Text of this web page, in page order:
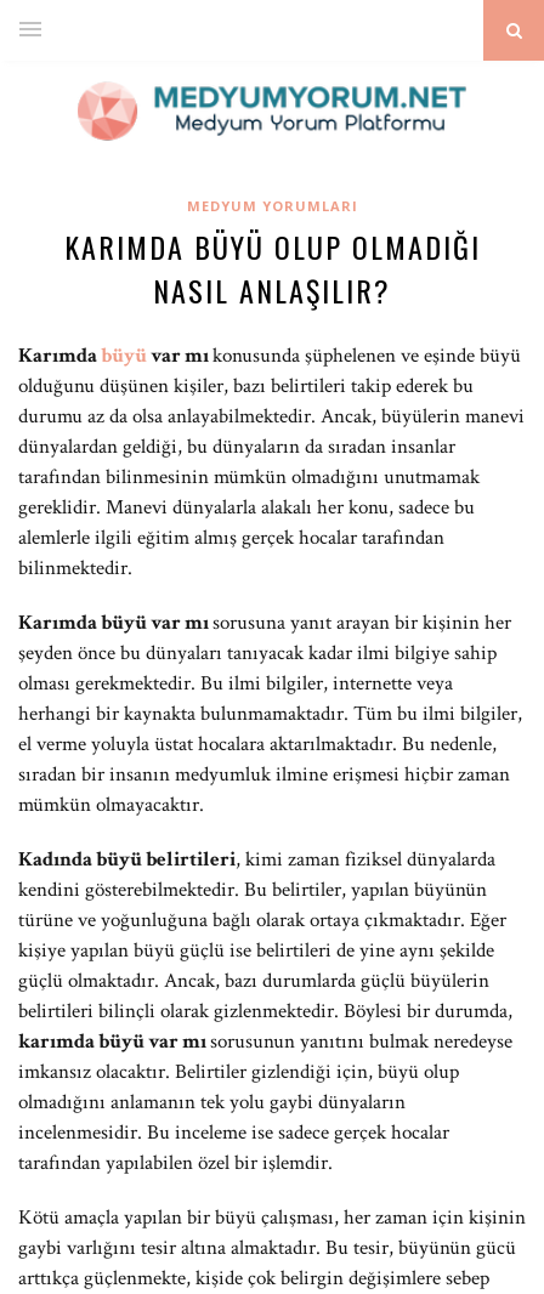
MEDYUM YORUMLARI
KARIMDA BÜYÜ OLUP OLMADIĞI
NASIL ANLAŞILIR?
Karımdabüyüvar mıkonusunda şüphelenen ve eşinde büyü
olduğunu düşünen kişiler, bazı belirtileri takip ederek bu
durumu az da olsa anlayabilmektedir. Ancak, büyülerin manevi
dünyalardan geldiği, bu dünyaların da sıradan insanlar
tarafından bilinmesinin mümkün olmadığını unutmamak
gereklidir. Manevi dünyalarla alakalı her konu, sadece bu
alemlerle ilgili eğitim almış gerçek hocalar tarafından
bilinmektedir.
Karımda büyü var mısorusuna yanıt arayan bir kişinin her
şeyden önce bu dünyaları tanıyacak kadar ilmi bilgiye sahip
olması gerekmektedir. Bu ilmi bilgiler, internette veya
herhangi bir kaynakta bulunmamaktadır. Tüm bu ilmi bilgiler,
el verme yoluyla üstat hocalara aktarılmaktadır. Bu nedenle,
sıradan bir insanın medyumluk ilmine erişmesi hiçbir zaman
mümkün olmayacaktır.
Kadında büyü belirtileri, kimi zaman fiziksel dünyalarda
kendini gösterebilmektedir. Bu belirtiler, yapılan büyünün
türüne ve yoğunluğuna bağlı olarak ortaya çıkmaktadır. Eğer
kişiye yapılan büyü güçlü ise belirtileri de yine aynı şekilde
güçlü olmaktadır. Ancak, bazı durumlarda güçlü büyülerin
belirtileri bilinçli olarak gizlenmektedir. Böylesi bir durumda,
karımda büyü var mısorusunun yanıtını bulmak neredeyse
imkansız olacaktır. Belirtiler gizlendiği için, büyü olup
olmadığını anlamanın tek yolu gaybi dünyaların
incelenmesidir. Bu inceleme ise sadece gerçek hocalar
tarafından yapılabilen özel bir işlemdir.
Kötü amaçla yapılan bir büyü çalışması, her zaman için kişinin
gaybi varlığını tesir altına almaktadır. Bu tesir, büyünün gücü
arttıkça güçlenmekte, kişide çok belirgin değişimlere sebep